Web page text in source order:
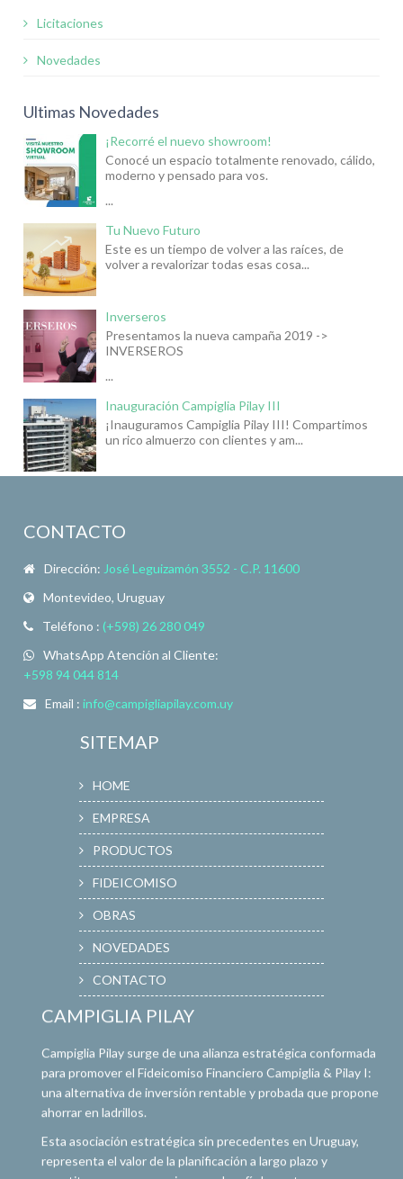
Licitaciones
Novedades
Ultimas Novedades
¡Recorré el nuevo showroom!
Conocé un espacio totalmente renovado, cálido,
moderno y pensado para vos.
...
Tu Nuevo Futuro
Este es un tiempo de volver a las raíces, de
volver a revalorizar todas esas cosa...
Inverseros
Presentamos la nueva campaña 2019 ->
INVERSEROS
...
Inauguración Campiglia Pilay III
¡Inauguramos Campiglia Pilay III! Compartimos
un rico almuerzo con clientes y am...
CONTACTO
Dirección: José Leguizamón 3552 - C.P. 11600
Montevideo, Uruguay
Teléfono : (+598) 26 280 049
WhatsApp Atención al Cliente:
+598 94 044 814
Email :info@campigliapilay.com.uy
SITEMAP
HOME
EMPRESA
PRODUCTOS
FIDEICOMISO
OBRAS
NOVEDADES
CONTACTO
CAMPIGLIA PILAY
Campiglia Pilay surge de una alianza estratégica conformada
para promover el Fideicomiso Financiero Campiglia & Pilay I:
una alternativa de inversión rentable y probada que propone
ahorrar en ladrillos.
Esta asociación estratégica sin precedentes en Uruguay,
representa el valor de la planificación a largo plazo y